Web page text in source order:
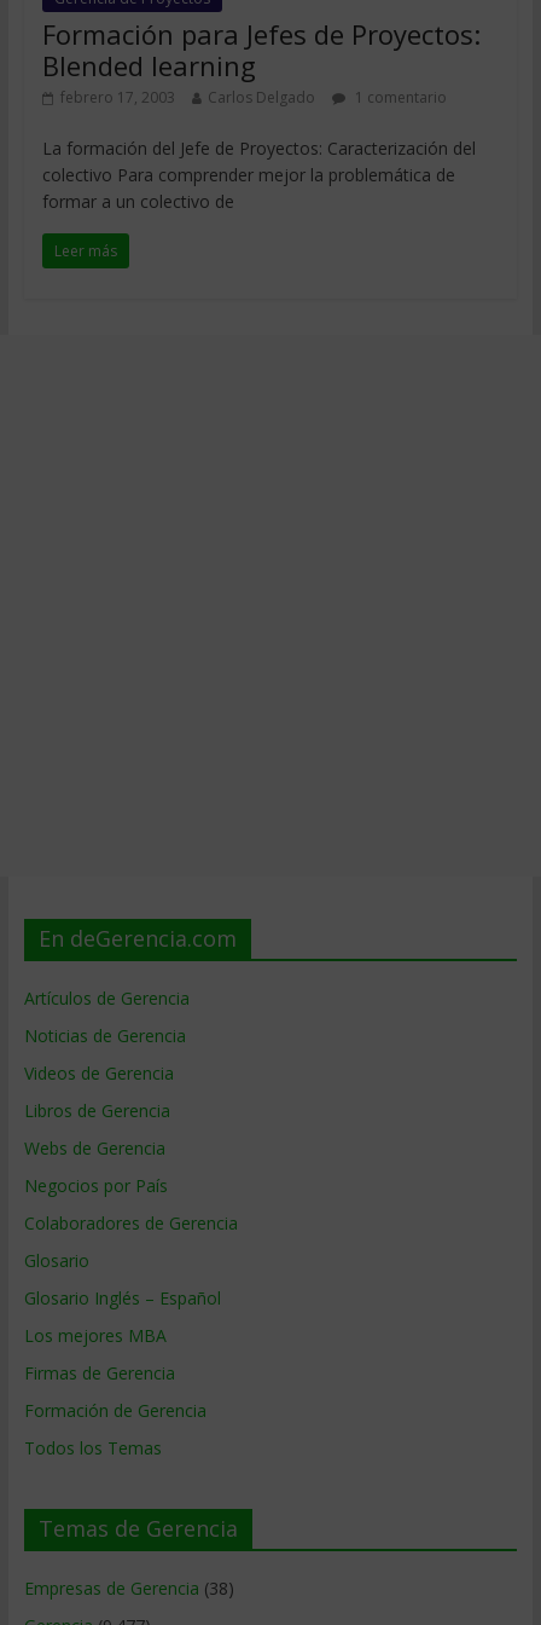
Formación para Jefes de Proyectos:
Blended learning
febrero 17, 2003 Carlos Delgado 1 comentario
La formación del Jefe de Proyectos: Caracterización del
colectivo Para comprender mejor la problemática de
formar a un colectivo de
Leer más
En deGerencia.com
Artículos de Gerencia
Noticias de Gerencia
Videos de Gerencia
Libros de Gerencia
Webs de Gerencia
Negocios por País
Colaboradores de Gerencia
Glosario
Glosario Inglés – Español
Los mejores MBA
Firmas de Gerencia
Formación de Gerencia
Todos los Temas
Temas de Gerencia
Empresas de Gerencia (38)